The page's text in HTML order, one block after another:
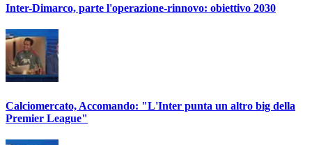
Inter-Dimarco, parte l'operazione-rinnovo: obiettivo 2030
Calciomercato, Accomando: "L'Inter punta un altro big della
Premier League"